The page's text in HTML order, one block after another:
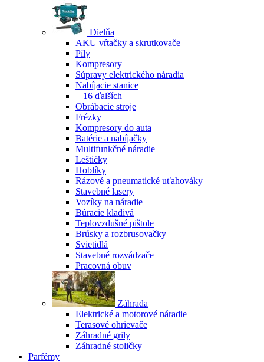
Dielňa
AKU vŕtačky a skrutkovače
Píly
Kompresory
Súpravy elektrického náradia
Nabíjacie stanice
+ 16 ďalších
Obrábacie stroje
Frézky
Kompresory do auta
Batérie a nabíjačky
Multifunkčné náradie
Leštičky
Hoblíky
Rázové a pneumatické uťahováky
Stavebné lasery
Vozíky na náradie
Búracie kladivá
Teplovzdušné pištole
Brúsky a rozbrusovačky
Svietidlá
Stavebné rozvádzače
Pracovná obuv
Záhrada
Elektrické a motorové náradie
Terasové ohrievače
Záhradné grily
Záhradné stoličky
Parfémy